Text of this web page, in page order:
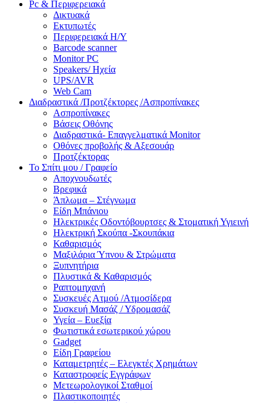
Pc & Περιφερειακά
Δικτυακά
Εκτυπωτές
Περιφερειακά Η/Υ
Barcode scanner
Monitor PC
Speakers/ Ηχεία
UPS/AVR
Web Cam
Διαδραστικά /Προτζέκτορες /Ασπροπίνακες
Ασπροπίνακες
Βάσεις Οθόνης
Διαδραστικά- Επαγγελματικά Monitor
Οθόνες προβολής & Αξεσουάρ
Προτζέκτορας
Το Σπίτι μου / Γραφείο
Αποχνουδωτές
Βρεφικά
Άπλωμα – Στέγνωμα
Είδη Μπάνιου
Ηλεκτρικές Οδοντόβουρτσες & Στοματική Υγιεινή
Ηλεκτρική Σκούπα -Σκουπάκια
Καθαρισμός
Μαξιλάρια Ύπνου & Στρώματα
Ξυπνητήρια
Πλυστικά & Καθαρισμός
Ραπτομηχανή
Συσκευές Ατμού /Ατμοσίδερα
Συσκευή Μασάζ / Υδρομασάζ
Υγεία – Ευεξία
Φωτιστικά εσωτερικού χώρου
Gadget
Είδη Γραφείου
Καταμετρητές – Ελεγκτές Χρημάτων
Καταστροφείς Εγγράφων
Μετεωρολογικοί Σταθμοί
Πλαστικοποιητές